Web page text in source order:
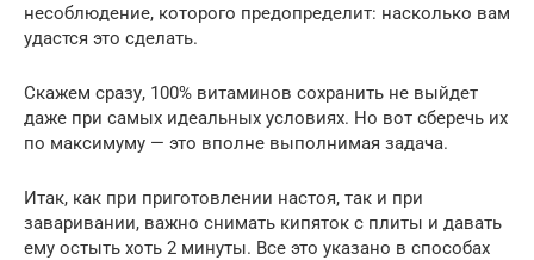
несоблюдение, которого предопределит: насколько вам
удастся это сделать.
Скажем сразу, 100% витаминов сохранить не выйдет
даже при самых идеальных условиях. Но вот сберечь их
по максимуму — это вполне выполнимая задача.
Итак, как при приготовлении настоя, так и при
заваривании, важно снимать кипяток с плиты и давать
ему остыть хоть 2 минуты. Все это указано в способах